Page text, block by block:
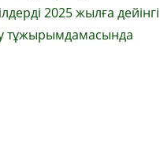
2025 жылға дейінгі
тұжырымдамасында